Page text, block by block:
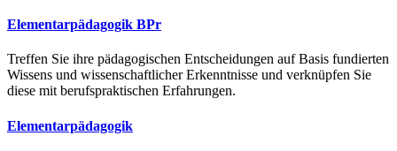
Elementarpädagogik BPr
Treffen Sie ihre pädagogischen Entscheidungen auf Basis fundierten
Wissens und wissenschaftlicher Erkenntnisse und verknüpfen Sie
diese mit berufspraktischen Erfahrungen.
Elementarpädagogik